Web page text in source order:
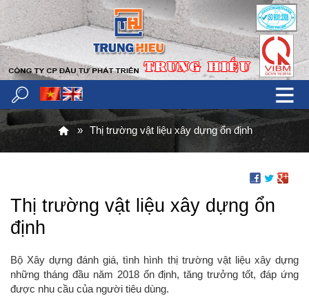
Thị trường vật liệu xây dựng ổn định
Thị trường vật liệu xây dựng ổn
định
Bộ Xây dựng đánh giá, tình hình thị trường vật liệu xây dựng
những tháng đầu năm 2018 ổn định, tăng trưởng tốt, đáp ứng
được nhu cầu của người tiêu dùng.